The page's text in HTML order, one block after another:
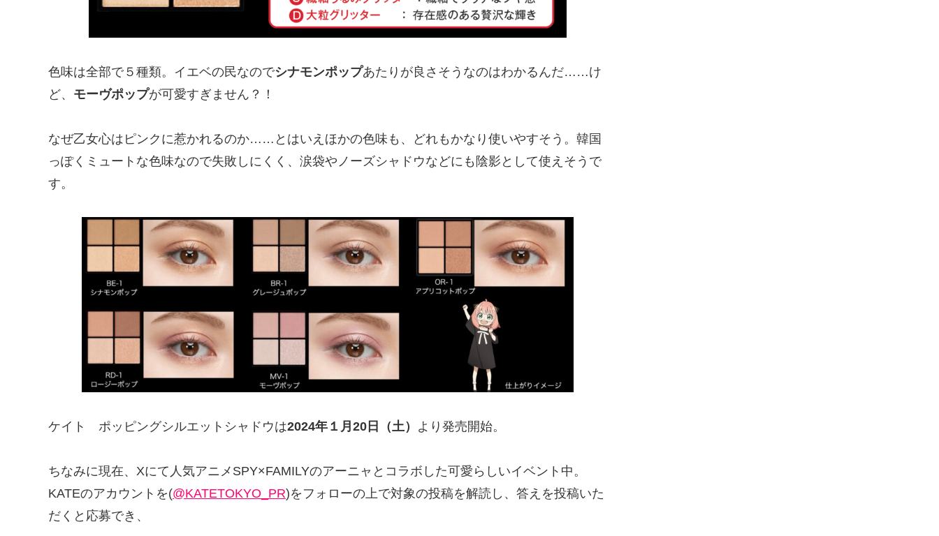
色味は全部で５種類。イエベの民なのでシナモンポップあたりが良さそうなのはわかるんだ……け
ど、 モーヴポップが可愛すぎません？！
なぜ乙女心はピンクに惹かれるのか……とはいえほかの色味も、どれもかなり使いやすそう。韓国
っぽくミュートな色味なので失敗しにくく、涙袋やノーズシャドウなどにも陰影として使えそうで
す。
ケイト ポッピングシルエットシャドウは2024年１月20日（土） より発売開始。
ちなみに現在、Xにて人気アニメSPY×FAMILYのアーニャとコラボした可愛らしいイベント中。
KATEのアカウントを(@KATETOKYO_PR)をフォローの上で対象の投稿を解読し、答えを投稿いた
だくと応募でき、